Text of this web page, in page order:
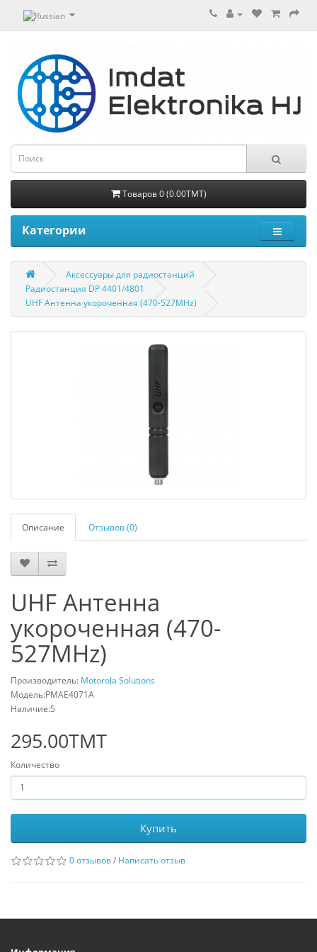
Товаров 0 (0.00TMT)
Категории
Aксессуары для радиостанций
Радиостанция DP 4401/4801
UHF Антенна укороченная (470-527MHz)
Описание Отзывов (0)
UHF Антенна
укороченная (470-
527MHz)
Производитель: Motorola Solutions
Модель:PMAE4071A
Наличие:5
295.00TMT
Количество
Купить
0 отзывов/ Написать отзыв